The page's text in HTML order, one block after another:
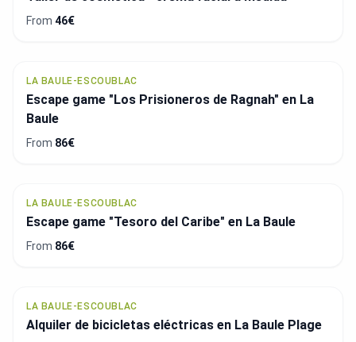
From 46€
LA BAULE-ESCOUBLAC
Escape game "Los Prisioneros de Ragnah" en La
Baule
From 86€
LA BAULE-ESCOUBLAC
Escape game "Tesoro del Caribe" en La Baule
From 86€
LA BAULE-ESCOUBLAC
Alquiler de bicicletas eléctricas en La Baule Plage